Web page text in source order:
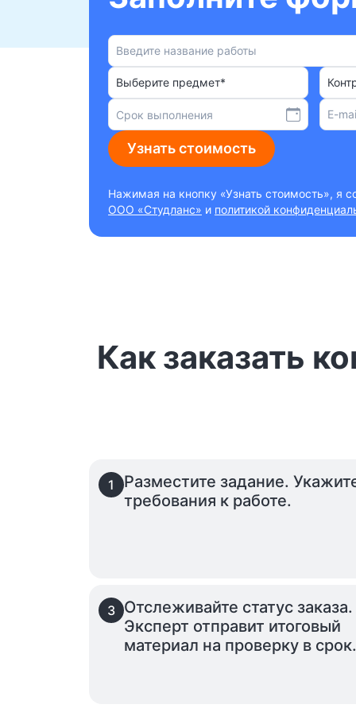
Выберите предмет*
Узнать стоимость
Нажимая на кнопку «Узнать стоимость», я
ООО «Студланс» и политикой
Как заказать
1
Разместите задание.
требования к работе.
3 Отслеживайте статус заказа.
Эксперт отправит итоговый
материал на проверку в срок.